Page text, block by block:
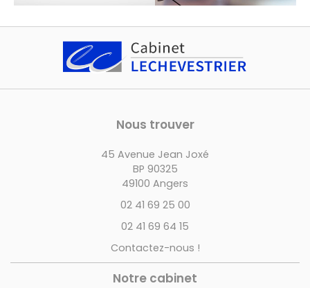
Nous trouver
45 Avenue Jean Joxé
BP 90325
49100 Angers
02 41 69 25 00
02 41 69 64 15
Contactez-nous !
Notre cabinet